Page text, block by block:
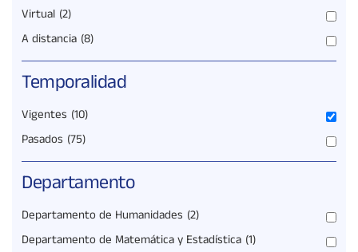
Virtual (2)
A distancia (8)
Temporalidad
Vigentes (10)
Pasados (75)
Departamento
Departamento de Humanidades (2)
Departamento de Matemática y Estadística (1)